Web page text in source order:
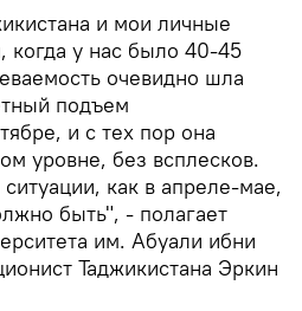
и мои личные
когда у нас было 40-45
очевидно шла
подъем
и с тех пор она
уровне, без всплесков.
как в апреле-мае,
быть", - полагает
им. Абуали ибни
Таджикистана Эркин